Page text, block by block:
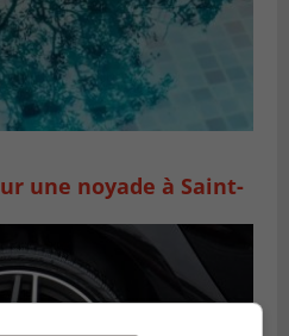
une noyade à Saint-